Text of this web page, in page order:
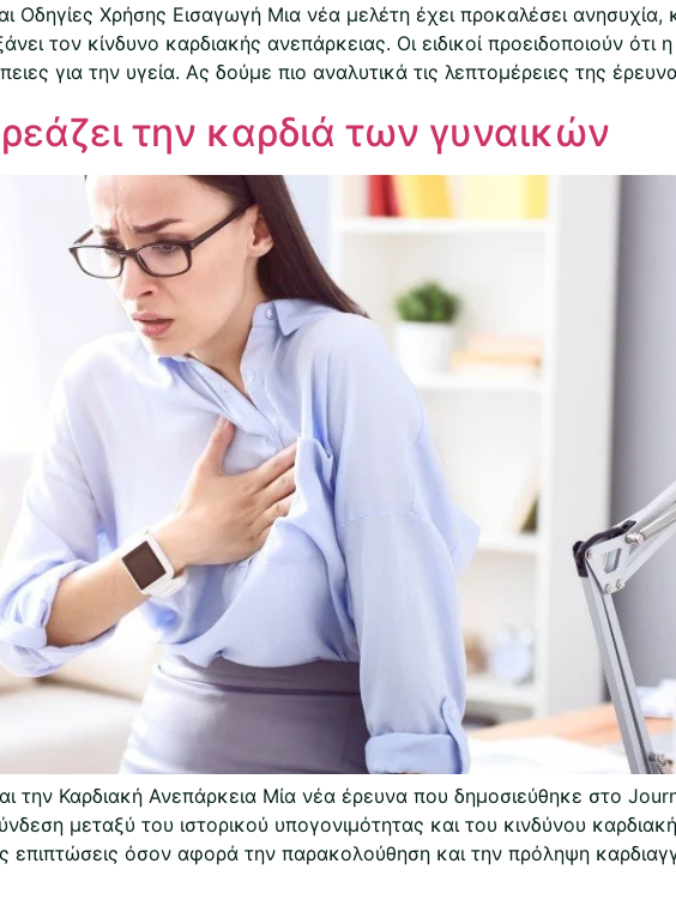
Οδηγίες Χρήσης Εισαγωγή Μια νέα μελέτη έχει προκαλέσει
τον κίνδυνο καρδιακής ανεπάρκειας. Οι ειδικοί προειδοποιούν ότι
για την υγεία. Ας δούμε πιο αναλυτικά τις λεπτομέρειες της
την καρδιά των γυναικών
την Καρδιακή Ανεπάρκεια Μία νέα έρευνα που δημοσιεύθηκε στο
μεταξύ του ιστορικού υπογονιμότητας και του κινδύνου
επιπτώσεις όσον αφορά την παρακολούθηση και την πρόληψη